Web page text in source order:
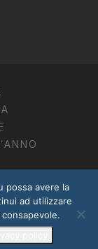
TRENTO
possa avere la
ad utilizzare